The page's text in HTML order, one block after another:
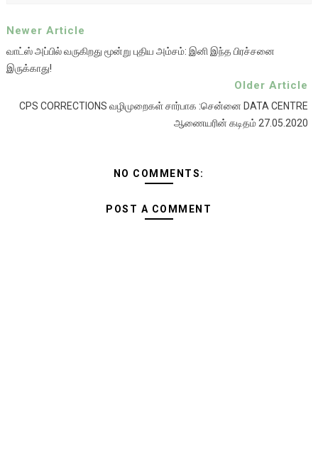
Newer Article
வாட்ஸ் அப்பில் வருகிறது மூன்று புதிய அம்சம்: இனி இந்த பிரச்சனை
இருக்காது!
Older Article
CPS CORRECTIONS வழிமுறைகள் சார்பாக :சென்னை DATA CENTRE
ஆணையரின் கடிதம் 27.05.2020
NO COMMENTS:
POST A COMMENT